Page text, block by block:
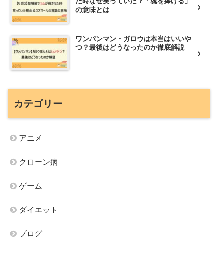
の意味とは
ワンパンマン・ガロウは本当はいいや
つ？最後はどうなったのか徹底解説
カテゴリー
アニメ
クローン病
ゲーム
ダイエット
ブログ